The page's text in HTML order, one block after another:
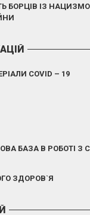
БОРЦІВ ІЗ
COVID – 19
БАЗА В РОБОТІ З
ЗДОРОВ`Я